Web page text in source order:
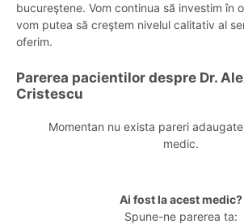
bucureştene. Vom continua să investim în
vom putea să creştem nivelul calitativ al
oferim.
Parerea pacientilor despre Dr.
Cristescu
Momentan nu exista pareri
medic.
Ai fost la acest medic?
Spune-ne parerea ta: